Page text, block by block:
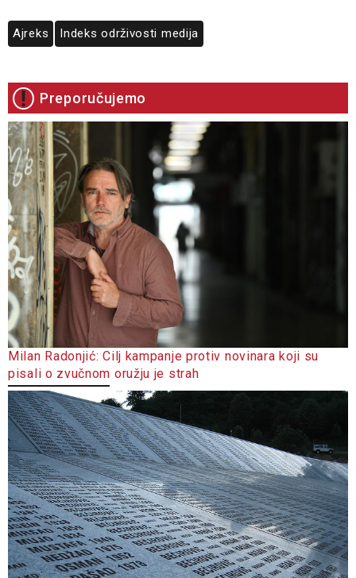
Ajreks Indeks održivosti medija
Preporučujemo
Milan Radonjić: Cilj kampanje protiv novinara koji su
pisali o zvučnom oružju je strah